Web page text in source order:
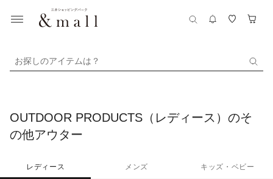
お探しのアイテムは？
OUTDOOR PRODUCTS（レディース）のそ
の他アウター
レディース メンズ キッズ・ベビー